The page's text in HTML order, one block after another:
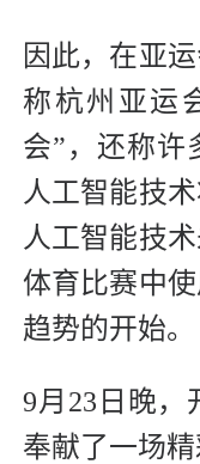
因此，在亚
称杭州亚运
会”，还称许
人工智能技
人工智能技
体育比赛中
趋势的开始。
9月23日晚，
奉献了一场精